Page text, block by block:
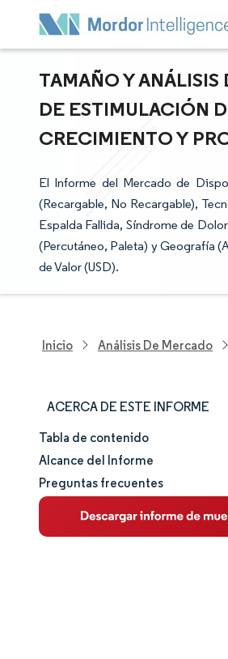
TAMAÑO Y
DE ESTIMULACIÓN
CRECIMIENTO Y
El Informe del Mercado de
(Recargable, No Recargable),
Espalda Fallida, Síndrome de
(Percutáneo, Paleta) y Geografía
de Valor (USD).
Inicio Análisis De Mercado
ACERCA DE ESTE INFORME
Tamaño y cuota de mercado
Análisis de mercado
Tendencias e ideas
Tabla de contenido
Alcance del Informe
Preguntas frecuentes